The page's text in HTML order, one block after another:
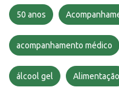
50 anos
acompanhamento médico
álcool gel Alimentação